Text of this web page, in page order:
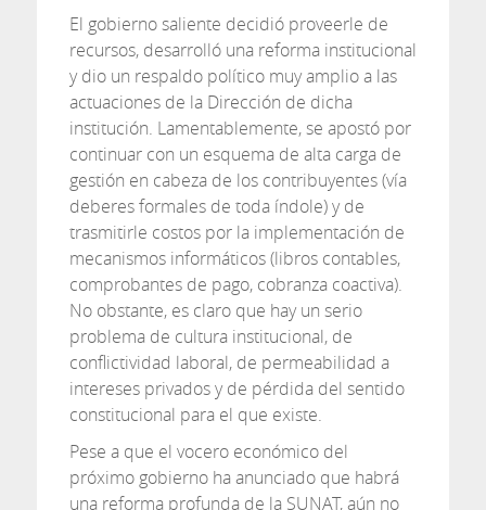
El gobierno saliente decidió proveerle de
recursos, desarrolló una reforma institucional
y dio un respaldo político muy amplio a las
actuaciones de la Dirección de dicha
institución. Lamentablemente, se apostó por
continuar con un esquema de alta carga de
gestión en cabeza de los contribuyentes (vía
deberes formales de toda índole) y de
trasmitirle costos por la implementación de
mecanismos informáticos (libros contables,
comprobantes de pago, cobranza coactiva).
No obstante, es claro que hay un serio
problema de cultura institucional, de
conflictividad laboral, de permeabilidad a
intereses privados y de pérdida del sentido
constitucional para el que existe.
Pese a que el vocero económico del
próximo gobierno ha anunciado que habrá
una reforma profunda de la SUNAT, aún no